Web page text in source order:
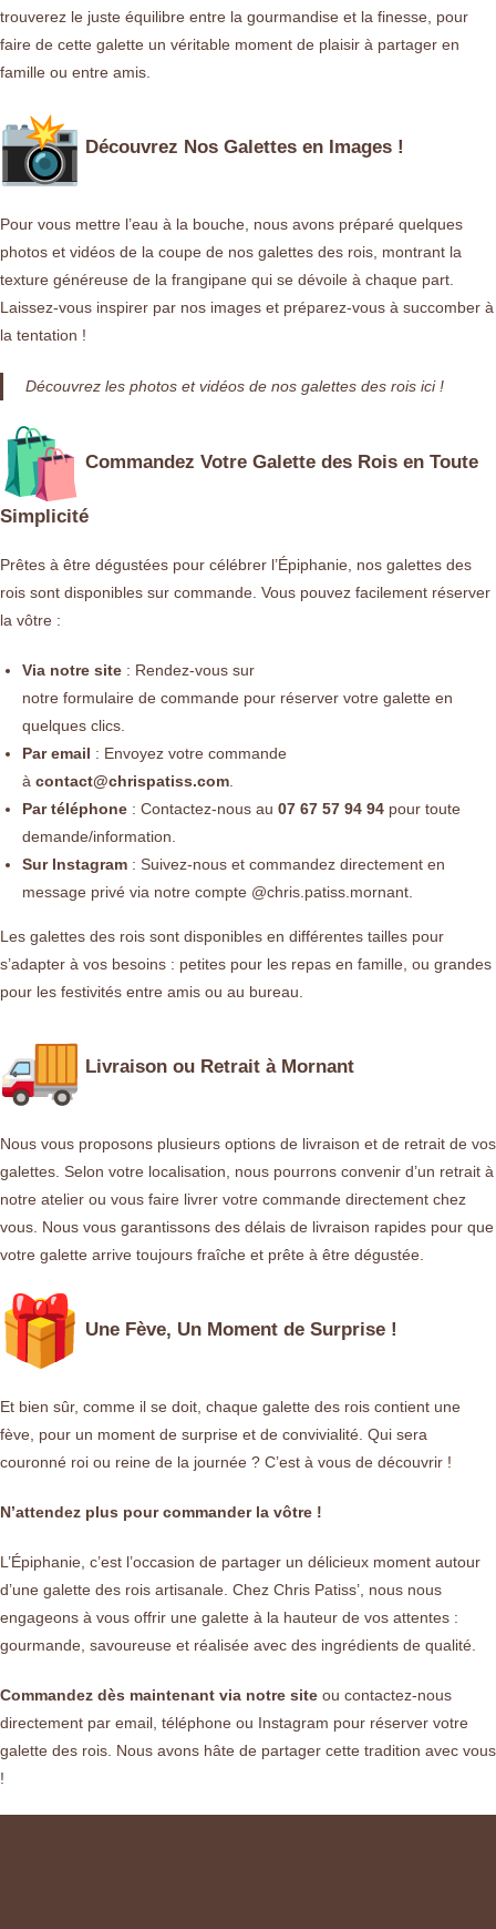
trouverez le juste équilibre entre la gourmandise et la finesse, pour
faire de cette galette un véritable moment de plaisir à partager en
famille ou entre amis.
Découvrez Nos Galettes en Images !
Pour vous mettre l’eau à la bouche, nous avons préparé quelques
photos et vidéos de la coupe de nos galettes des rois, montrant la
texture généreuse de la frangipane qui se dévoile à chaque part.
Laissez-vous inspirer par nos images et préparez-vous à succomber à
la tentation !
Découvrez les photos et vidéos de nos galettes des rois ici !
Commandez Votre Galette des Rois en Toute
Simplicité
Prêtes à être dégustées pour célébrer l’Épiphanie, nos galettes des
rois sont disponibles sur commande. Vous pouvez facilement réserver
la vôtre :
Via notre site : Rendez-vous sur
notre formulaire de commande pour réserver votre galette en
quelques clics.
Par email : Envoyez votre commande
à contact@chrispatiss.com.
Par téléphone : Contactez-nous au 07 67 57 94 94 pour toute
demande/information.
Sur Instagram : Suivez-nous et commandez directement en
message privé via notre compte @chris.patiss.mornant.
Les galettes des rois sont disponibles en différentes tailles pour
s’adapter à vos besoins : petites pour les repas en famille, ou grandes
pour les festivités entre amis ou au bureau.
Livraison ou Retrait à Mornant
Nous vous proposons plusieurs options de livraison et de retrait de vos
galettes. Selon votre localisation, nous pourrons convenir d’un retrait à
notre atelier ou vous faire livrer votre commande directement chez
vous. Nous vous garantissons des délais de livraison rapides pour que
votre galette arrive toujours fraîche et prête à être dégustée.
Une Fève, Un Moment de Surprise !
Et bien sûr, comme il se doit, chaque galette des rois contient une
fève, pour un moment de surprise et de convivialité. Qui sera
couronné roi ou reine de la journée ? C’est à vous de découvrir !
N’attendez plus pour commander la vôtre !
L’Épiphanie, c’est l’occasion de partager un délicieux moment autour
d’une galette des rois artisanale. Chez Chris Patiss’, nous nous
engageons à vous offrir une galette à la hauteur de vos attentes :
gourmande, savoureuse et réalisée avec des ingrédients de qualité.
Commandez dès maintenant via notre site ou contactez-nous
directement par email, téléphone ou Instagram pour réserver votre
galette des rois. Nous avons hâte de partager cette tradition avec vous
!